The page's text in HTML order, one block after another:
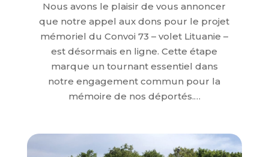
Nous avons le plaisir de vous annoncer
que notre appel aux dons pour le projet
mémoriel du Convoi 73 – volet Lituanie –
est désormais en ligne. Cette étape
marque un tournant essentiel dans
notre engagement commun pour la
mémoire de nos déportés.…